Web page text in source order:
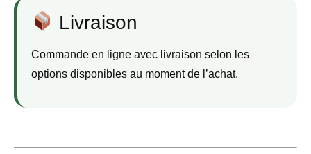
Livraison
Commande en ligne avec livraison selon les
options disponibles au moment de l’achat.